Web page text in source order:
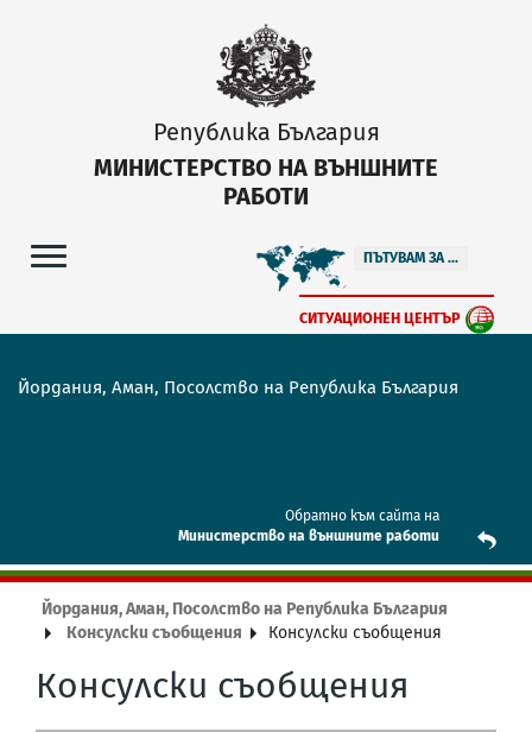
Република България
МИНИСТЕРСТВО НА ВЪНШНИТЕ
РАБОТИ
ПЪТУВАМ ЗА ...
СИТУАЦИОНЕН ЦЕНТЪР
Йордания, Аман, Посолство на Република България
Обратно към сайта на
Mинистерство на външните работи
Йордания, Аман, Посолство на Република България
Консулски съобщения
Консулски съобщения
Консулски съобщения